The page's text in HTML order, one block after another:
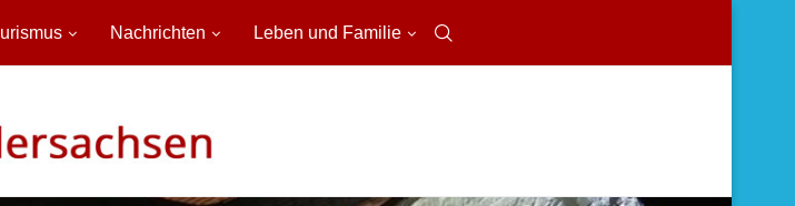
Nachrichten Leben und Familie